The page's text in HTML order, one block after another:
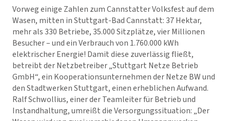
Vorweg einige Zahlen zum Cannstatter Volksfest auf dem
Wasen, mitten in Stuttgart-Bad Cannstatt: 37 Hektar,
mehr als 330 Betriebe, 35.000 Sitzplätze, vier Millionen
Besucher – und ein Verbrauch von 1.760.000 kWh
elektrischer Energie! Damit diese zuverlässig fließt,
betreibt der Netzbetreiber „Stuttgart Netze Betrieb
GmbH“, ein Kooperationsunternehmen der Netze BW und
den Stadtwerken Stuttgart, einen erheblichen Aufwand.
Ralf Schwollius, einer der Teamleiter für Betrieb und
Instandhaltung, umreißt die Versorgungssituation: „Der